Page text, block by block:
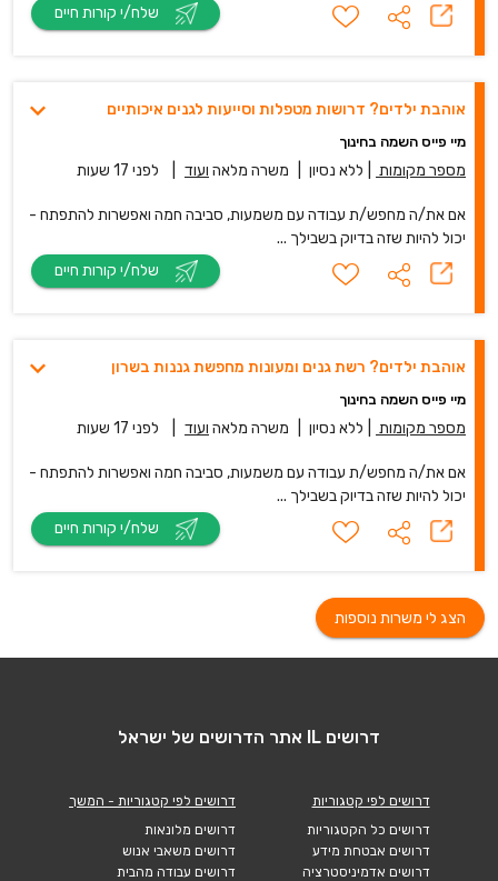
אוהבת ילדים? דרושות מטפלות וסייעות לגנים איכותיים
מיי פייס השמה בחינוך
מספר מקומות ללא נסיון משרה מלאה ועוד לפני 17 שעות
אם את/ה מחפש/ת עבודה עם משמעות, סביבה חמה ואפשרות להתפתח -
יכול להיות שזה בדיוק בשבילך ...
אוהבת ילדים? רשת גנים ומעונות מחפשת גננות בשרון
מיי פייס השמה בחינוך
מספר מקומות ללא נסיון משרה מלאה ועוד לפני 17 שעות
אם את/ה מחפש/ת עבודה עם משמעות, סביבה חמה ואפשרות להתפתח -
יכול להיות שזה בדיוק בשבילך ...
הצג לי משרות נוספות
דרושים IL אתר הדרושים של ישראל
דרושים לפי קטגוריות
דרושים כל הקטגוריות
דרושים אבטחת מידע
דרושים אדמיניסטרציה
דרושים לפי קטגוריות - המשך
דרושים מלונאות
דרושים משאבי אנוש
דרושים עבודה מהבית